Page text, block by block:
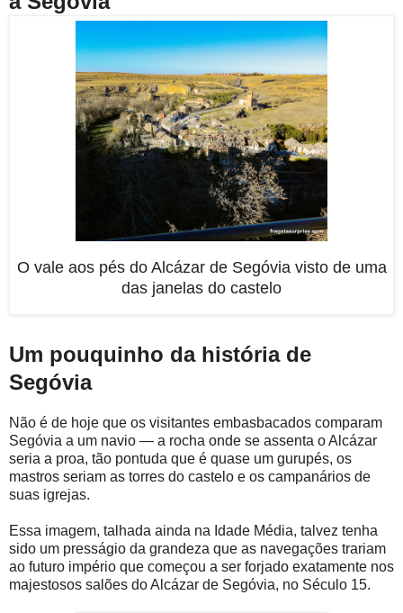
O vale aos pés do Alcázar de Segóvia visto de uma
das janelas do castelo
Um pouquinho da história de
Segóvia
Não é de hoje que os visitantes embasbacados comparam
Segóvia a um navio — a rocha onde se assenta o Alcázar
seria a proa, tão pontuda que é quase um gurupés, os
mastros seriam as torres do castelo e os campanários de
suas igrejas.
Essa imagem, talhada ainda na Idade Média, talvez tenha
sido um presságio da grandeza que as navegações trariam
ao futuro império que começou a ser forjado exatamente nos
majestosos salões do Alcázar de Segóvia, no Século 15.